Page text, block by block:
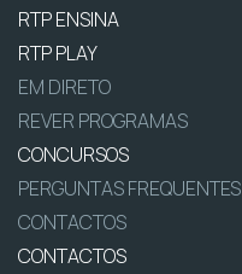
RTP ENSINA
RTP PLAY
EM DIRETO
REVER PROGRAMAS
CONCURSOS
PERGUNTAS FREQUENTES
CONTACTOS
CONTACTOS